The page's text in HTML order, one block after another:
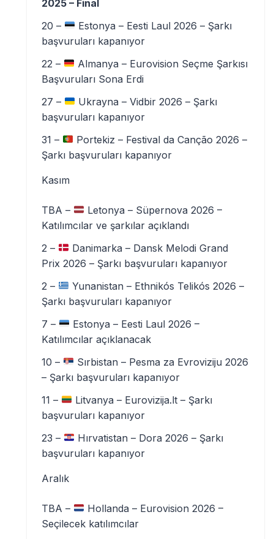
2025 – Final
20 –
Estonya – Eesti Laul 2026 – Şarkı
başvuruları kapanıyor
22 –
Almanya – Eurovision Seçme Şarkısı
Başvuruları Sona Erdi
27 –
Ukrayna – Vidbir 2026 – Şarkı
başvuruları kapanıyor
31 –
Portekiz – Festival da Canção 2026 –
Şarkı başvuruları kapanıyor
Kasım
TBA –
Letonya – Süpernova 2026 –
Katılımcılar ve şarkılar açıklandı
2 –
Danimarka – Dansk Melodi Grand
Prix 2026 – Şarkı başvuruları kapanıyor
2 –
Yunanistan – Ethnikós Telikós 2026 –
Şarkı başvuruları kapanıyor
7 –
Estonya – Eesti Laul 2026 –
Katılımcılar açıklanacak
10 –
Sırbistan – Pesma za Evroviziju 2026
– Şarkı başvuruları kapanıyor
11 –
Litvanya – Eurovizija.lt – Şarkı
başvuruları kapanıyor
23 –
Hırvatistan – Dora 2026 – Şarkı
başvuruları kapanıyor
Aralık
TBA –
Hollanda – Eurovision 2026 –
Seçilecek katılımcılar